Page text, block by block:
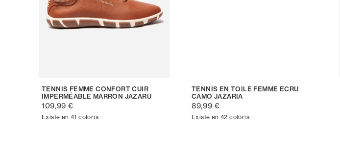
TENNIS FEMME CONFORT CUIR
IMPERMÉABLE MARRON JAZARU
109,99 €
Existe en 41 coloris
TENNIS EN TOILE FEMME ECRU
CAMO JAZARIA
89,99 €
Existe en 42 coloris